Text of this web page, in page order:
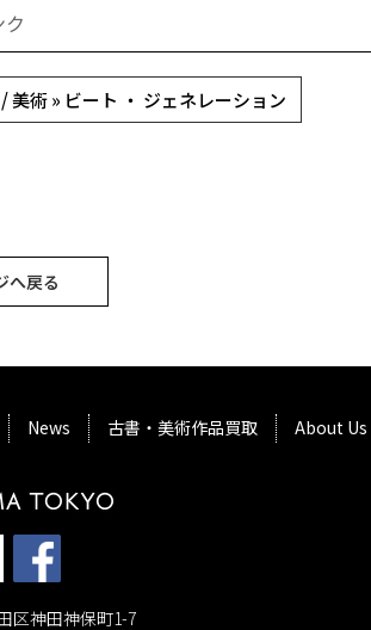
美術 » ビート ・ ジェネレーション
へ戻る
News 古書・美術作品買取 About Us
区神田神保町1-7